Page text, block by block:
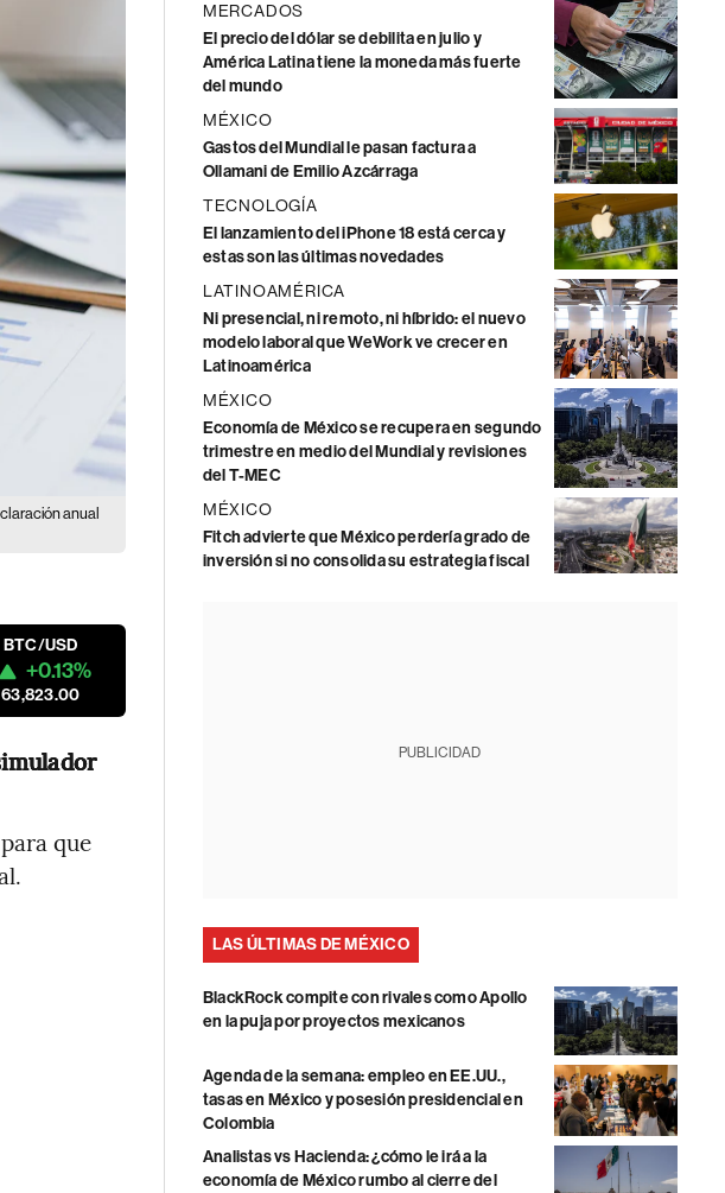
anual
BTC/USD
+0.13%
63,823.00
que
MERCADOS
El precio del dólar se debilita en julio y
América Latina tiene la moneda más fuerte
del mundo
MÉXICO
Gastos del Mundial le pasan factura a
Ollamani de Emilio Azcárraga
TECNOLOGÍA
El lanzamiento del iPhone 18 está cerca y
estas son las últimas novedades
LATINOAMÉRICA
Ni presencial, ni remoto, ni híbrido: el nuevo
modelo laboral que WeWork ve crecer en
Latinoamérica
MÉXICO
Economía de México se recupera en segundo
trimestre en medio del Mundial y revisiones
del T-MEC
MÉXICO
Fitch advierte que México perdería grado de
inversión si no consolida su estrategia fiscal
PUBLICIDAD
LAS ÚLTIMAS DE MÉXICO
BlackRock compite con rivales como Apollo
en la puja por proyectos mexicanos
Agenda de la semana: empleo en EE.UU.,
tasas en México y posesión presidencial en
Colombia
Analistas vs Hacienda: ¿cómo le irá a la
economía de México rumbo al cierre del